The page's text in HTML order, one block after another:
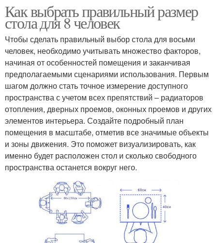
Как выбрать правильный размер
стола для 8 человек
Чтобы сделать правильный выбор стола для восьми
человек, необходимо учитывать множество факторов,
начиная от особенностей помещения и заканчивая
предполагаемыми сценариями использования. Первым
шагом должно стать точное измерение доступного
пространства с учетом всех препятствий – радиаторов
отопления, дверных проемов, оконных проемов и других
элементов интерьера. Создайте подробный план
помещения в масштабе, отметив все значимые объекты
и зоны движения. Это поможет визуализировать, как
именно будет расположен стол и сколько свободного
пространства останется вокруг него.